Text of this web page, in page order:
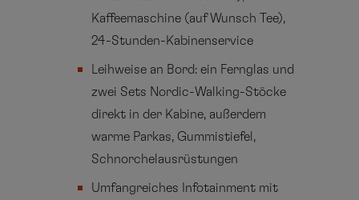
Kaffeemaschine (auf Wunsch Tee),
24-Stunden-Kabinenservice
Leihweise an Bord: ein Fernglas und
zwei Sets Nordic-Walking-Stöcke
direkt in der Kabine, außerdem
warme Parkas, Gummistiefel,
Schnorchelausrüstungen
Umfangreiches Infotainment mit